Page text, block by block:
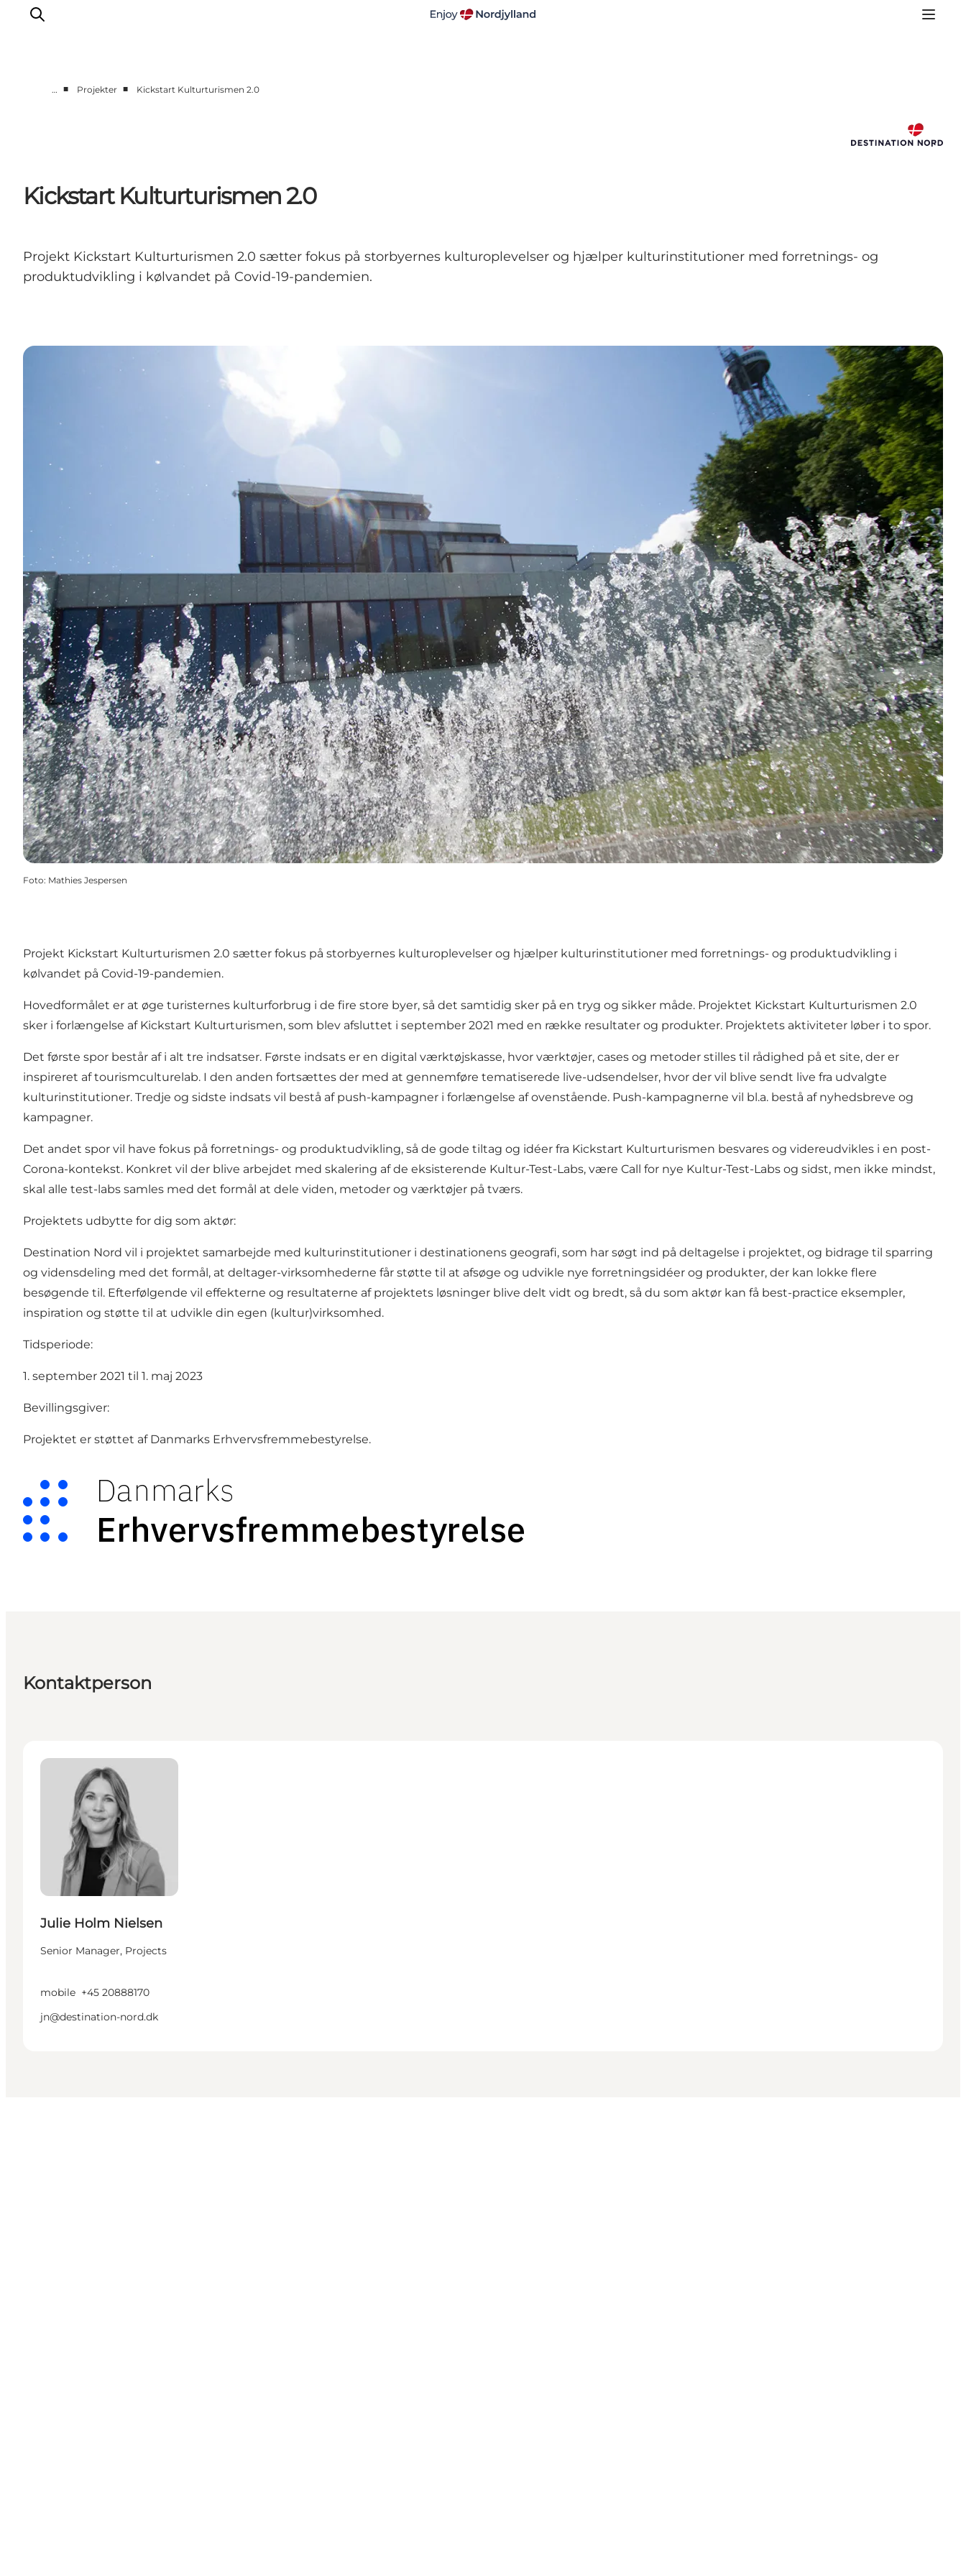
Partnerskab
Bæredygtighed
… ■ Projekter ■ Kickstart Kulturturismen 2.0
Kickstart Kulturturismen 2.0
Projekt Kickstart Kulturturismen 2.0 sætter fokus på storbyernes kulturoplevelser og hjælper kulturinstitutioner med forretnings- og
produktudvikling i kølvandet på Covid-19-pandemien.
Foto: Mathies Jespersen
Projekt Kickstart Kulturturismen 2.0 sætter fokus på storbyernes kulturoplevelser og hjælper kulturinstitutioner med forretnings- og produktudvikling i
kølvandet på Covid-19-pandemien.
Hovedformålet er at øge turisternes kulturforbrug i de fire store byer, så det samtidig sker på en tryg og sikker måde. Projektet Kickstart Kulturturismen 2.0
sker i forlængelse af Kickstart Kulturturismen, som blev afsluttet i september 2021 med en række resultater og produkter. Projektets aktiviteter løber i to spor.
Det første spor består af i alt tre indsatser. Første indsats er en digital værktøjskasse, hvor værktøjer, cases og metoder stilles til rådighed på et site, der er
inspireret af tourismculturelab. I den anden fortsættes der med at gennemføre tematiserede live-udsendelser, hvor der vil blive sendt live fra udvalgte
kulturinstitutioner. Tredje og sidste indsats vil bestå af push-kampagner i forlængelse af ovenstående. Push-kampagnerne vil bl.a. bestå af nyhedsbreve og
kampagner.
Det andet spor vil have fokus på forretnings- og produktudvikling, så de gode tiltag og idéer fra Kickstart Kulturturismen besvares og videreudvikles i en post-
Corona-kontekst. Konkret vil der blive arbejdet med skalering af de eksisterende Kultur-Test-Labs, være Call for nye Kultur-Test-Labs og sidst, men ikke mindst,
skal alle test-labs samles med det formål at dele viden, metoder og værktøjer på tværs.
Projektets udbytte for dig som aktør:
Destination Nord vil i projektet samarbejde med kulturinstitutioner i destinationens geografi, som har søgt ind på deltagelse i projektet, og bidrage til sparring
og vidensdeling med det formål, at deltager-virksomhederne får støtte til at afsøge og udvikle nye forretningsidéer og produkter, der kan lokke flere
besøgende til. Efterfølgende vil effekterne og resultaterne af projektets løsninger blive delt vidt og bredt, så du som aktør kan få best-practice eksempler,
inspiration og støtte til at udvikle din egen (kultur)virksomhed.
Tidsperiode:
1. september 2021 til 1. maj 2023
Bevillingsgiver:
Projektet er støttet af Danmarks Erhvervsfremmebestyrelse.
Kontaktperson
Julie Holm Nielsen
Senior Manager, Projects
mobile +45 20888170
jn@destination-nord.dk